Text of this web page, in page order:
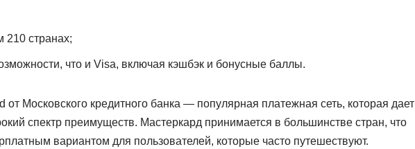
210 странах;
что и Visa, включая кэшбэк и бонусные баллы.
от Московского кредитного банка — популярная платежная сеть, которая дает
спектр преимуществ. Мастеркард принимается в большинстве стран, что
вариантом для пользователей, которые часто путешествуют.